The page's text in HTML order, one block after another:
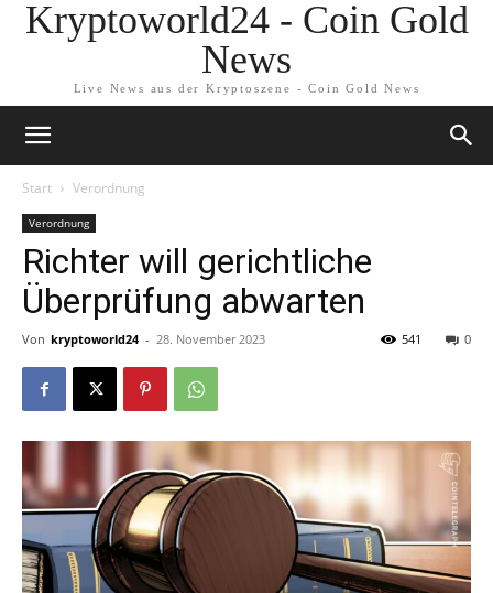
Kryptoworld24 - Coin Gold
News
Live News aus der Kryptoszene - Coin Gold News
Start Verordnung
Verordnung
Richter will gerichtliche
Überprüfung abwarten
Von kryptoworld24 - 28. November 2023 0
541